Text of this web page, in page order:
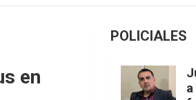
en
POLICIALES